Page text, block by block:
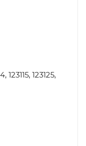
123115, 123125,